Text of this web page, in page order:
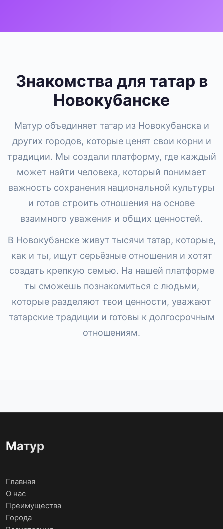
Знакомства для татар в
Новокубанске
Матур объединяет татар из Новокубанска и
других городов, которые ценят свои корни и
традиции. Мы создали платформу, где каждый
может найти человека, который понимает
важность сохранения национальной культуры
и готов строить отношения на основе
взаимного уважения и общих ценностей.
В Новокубанске живут тысячи татар, которые,
как и ты, ищут серьёзные отношения и хотят
создать крепкую семью. На нашей платформе
ты сможешь познакомиться с людьми,
которые разделяют твои ценности, уважают
татарские традиции и готовы к долгосрочным
отношениям.
Матур
Главная
О нас
Преимущества
Города